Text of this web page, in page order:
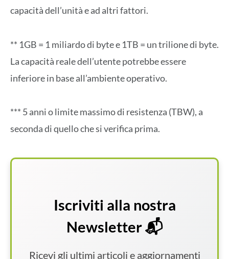
capacità dell’unità e ad altri fattori.
** 1GB = 1 miliardo di byte e 1TB = un trilione di byte.
La capacità reale dell’utente potrebbe essere
inferiore in base all’ambiente operativo.
*** 5 anni o limite massimo di resistenza (TBW), a
seconda di quello che si verifica prima.
Iscriviti alla nostra
Newsletter 📬
Ricevi gli ultimi articoli e aggiornamenti